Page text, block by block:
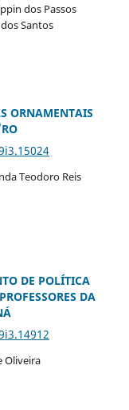
dos Passos
Santos
ORNAMENTAIS
Teodoro Reis
DE POLÍTICA
DA
Oliveira